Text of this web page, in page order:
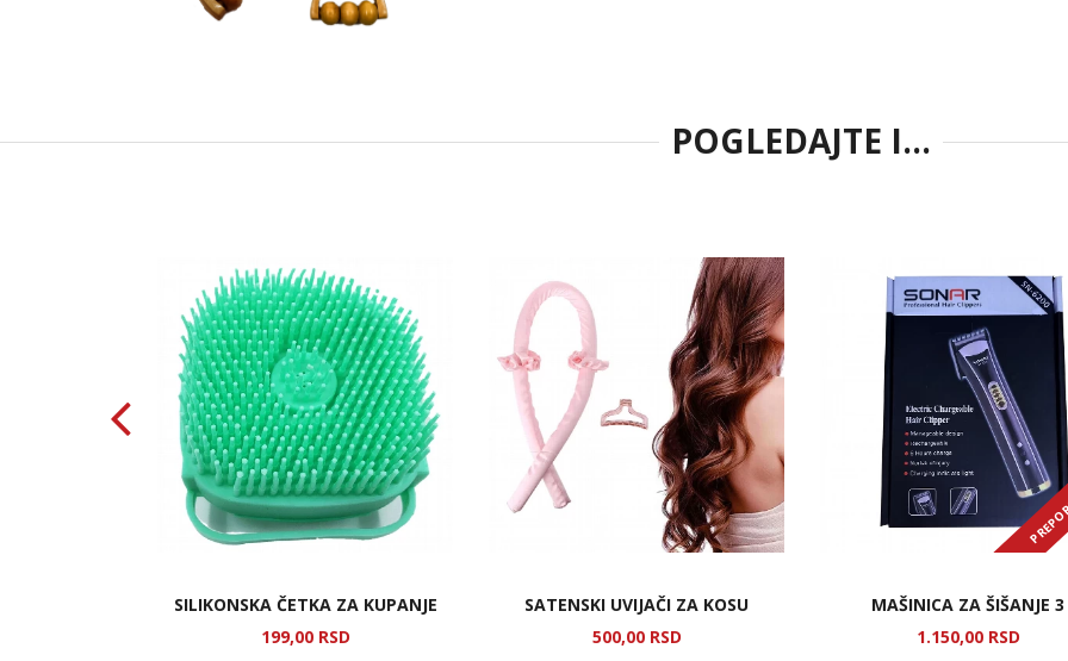
POGLEDAJTE I...
SILIKONSKA ČETKA ZA KUPANJE
199,00 RSD
SATENSKI UVIJAČI ZA KOSU
500,00 RSD
MAŠINICA ZA ŠIŠANJE 3
1.150,00 RSD